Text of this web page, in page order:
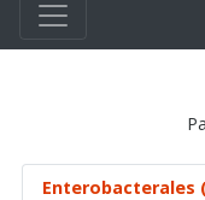
Enterobacterales